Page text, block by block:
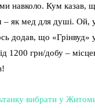
навколо. Кум казав,
– як мед для душі. Ой,
додав, що
1200 грн/добу –
вибрати у